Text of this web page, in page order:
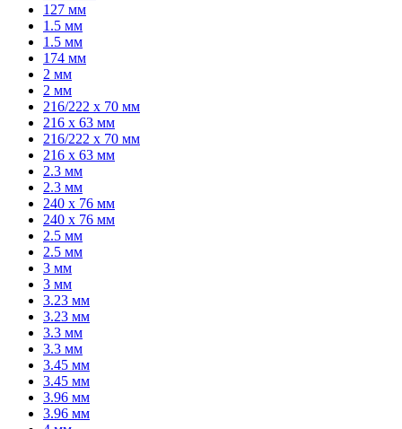
127 мм
1.5 мм
1.5 мм
174 мм
2 мм
2 мм
216/222 x 70 мм
216 x 63 мм
216/222 x 70 мм
216 x 63 мм
2.3 мм
2.3 мм
240 x 76 мм
240 x 76 мм
2.5 мм
2.5 мм
3 мм
3 мм
3.23 мм
3.23 мм
3.3 мм
3.3 мм
3.45 мм
3.45 мм
3.96 мм
3.96 мм